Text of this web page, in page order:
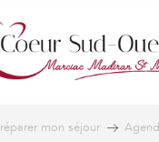
mon séjour